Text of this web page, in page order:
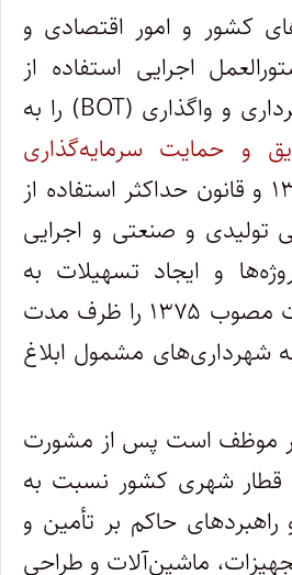
کشور و امور اقتصادی و
اجرایی استفاده از
روش ساخت، بهره‌برداری و واگذاری (BOT) را به
و حمایت سرمایه‌گذاری
– مصوب ۱۳۸۱ و قانون حداکثر استفاده از
تولیدی و صنعتی و اجرایی
و ایجاد تسهیلات به
منظور صدور خدمات مصوب ۱۳۷۵ را ظرف مدت
شهرداری‌های مشمول ابلاغ
موظف است پس از مشورت
قطار شهری کشور نسبت به
حاکم بر تأمین و
ماشین‌آلات و طراحی